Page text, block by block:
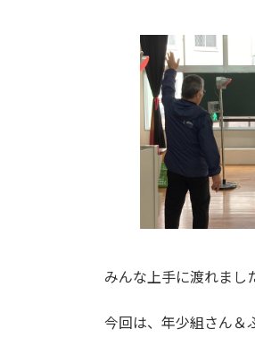
みんな上手に渡れまし
今回は、年少組さん＆